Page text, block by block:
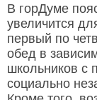
В горДуме
увеличится
первый по
обед в
школьников с
социально